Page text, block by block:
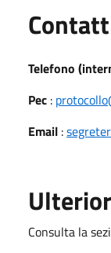
Telefono
Pec :
Email :
Consulta la